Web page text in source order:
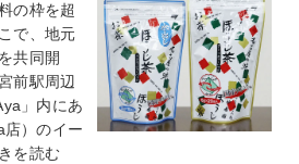
の枠を超
で、地元
共同開
前駅周辺
」内にあ
）のイー
を読む